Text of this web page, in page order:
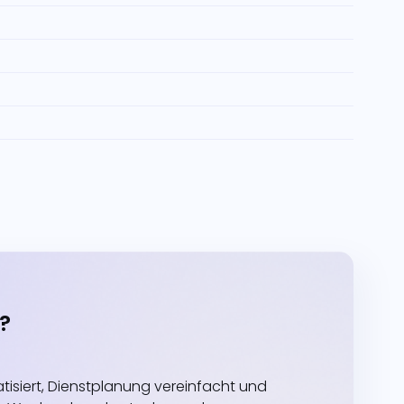
Dienstplanung vereinfacht und